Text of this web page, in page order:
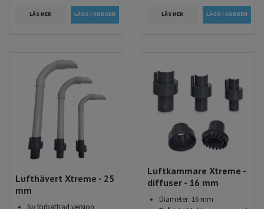
LÄS MER LÄS MER
Lufthävert Xtreme - 25
mm
Ny förbättrad version
Luftkammare Xtreme -
diffuser - 16 mm
Diameter: 16 mm